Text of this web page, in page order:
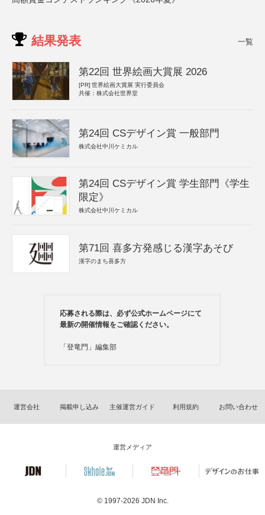
結果発表 一覧
第22回 世界絵画大賞展 2026
[PR] 世界絵画大賞展 実行委員会
共催：株式会社世界堂
第24回 CSデザイン賞 一般部門
株式会社中川ケミカル
第24回 CSデザイン賞 学生部門《学生
限定》
株式会社中川ケミカル
第71回 喜多方発感じる漢字あそび
漢字のまち喜多方
応募される際は、必ず公式ホームページにて
最新の開催情報をご確認ください。
「登竜門」編集部
運営会社 掲載申し込み 主催運営ガイド 利用規約 お問い合わせ
運営メディア
© 1997-2026 JDN Inc.